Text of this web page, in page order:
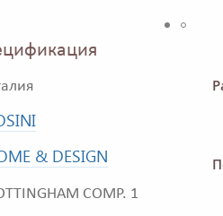
& DESIGN
COMP. 1